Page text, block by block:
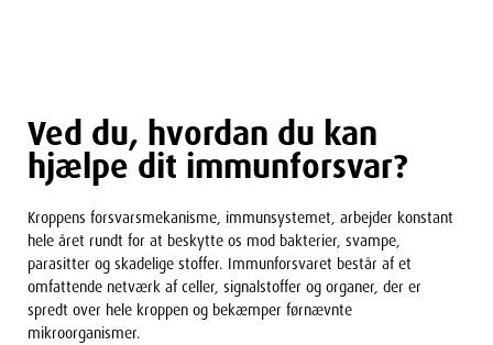
Ved du, hvordan du kan
hjælpe dit immunforsvar?
Kroppens forsvarsmekanisme, immunsystemet, arbejder konstant
hele året rundt for at beskytte os mod bakterier, svampe,
parasitter og skadelige stoffer. Immunforsvaret består af et
omfattende netværk af celler, signalstoffer og organer, der er
spredt over hele kroppen og bekæmper førnævnte
mikroorganismer.